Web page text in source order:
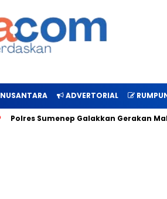
ADVERTORIAL
Sumenep Galakkan Gerakan